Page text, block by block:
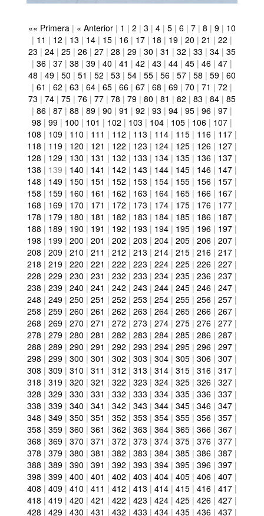
«« Primera | « Anterior | 1 | 2 | 3 | 4 | 5 | 6 | 7 | 8 | 9 | 10
| 11 | 12 | 13 | 14 | 15 | 16 | 17 | 18 | 19 | 20 | 21 | 22 |
23 | 24 | 25 | 26 | 27 | 28 | 29 | 30 | 31 | 32 | 33 | 34 | 35
| 36 | 37 | 38 | 39 | 40 | 41 | 42 | 43 | 44 | 45 | 46 | 47 |
48 | 49 | 50 | 51 | 52 | 53 | 54 | 55 | 56 | 57 | 58 | 59 | 60
| 61 | 62 | 63 | 64 | 65 | 66 | 67 | 68 | 69 | 70 | 71 | 72 |
73 | 74 | 75 | 76 | 77 | 78 | 79 | 80 | 81 | 82 | 83 | 84 | 85
| 86 | 87 | 88 | 89 | 90 | 91 | 92 | 93 | 94 | 95 | 96 | 97 |
98 | 99 | 100 | 101 | 102 | 103 | 104 | 105 | 106 | 107 |
108 | 109 | 110 | 111 | 112 | 113 | 114 | 115 | 116 | 117 |
118 | 119 | 120 | 121 | 122 | 123 | 124 | 125 | 126 | 127 |
128 | 129 | 130 | 131 | 132 | 133 | 134 | 135 | 136 | 137 |
138 | 139 | 140 | 141 | 142 | 143 | 144 | 145 | 146 | 147 |
148 | 149 | 150 | 151 | 152 | 153 | 154 | 155 | 156 | 157 |
158 | 159 | 160 | 161 | 162 | 163 | 164 | 165 | 166 | 167 |
168 | 169 | 170 | 171 | 172 | 173 | 174 | 175 | 176 | 177 |
178 | 179 | 180 | 181 | 182 | 183 | 184 | 185 | 186 | 187 |
188 | 189 | 190 | 191 | 192 | 193 | 194 | 195 | 196 | 197 |
198 | 199 | 200 | 201 | 202 | 203 | 204 | 205 | 206 | 207 |
208 | 209 | 210 | 211 | 212 | 213 | 214 | 215 | 216 | 217 |
218 | 219 | 220 | 221 | 222 | 223 | 224 | 225 | 226 | 227 |
228 | 229 | 230 | 231 | 232 | 233 | 234 | 235 | 236 | 237 |
238 | 239 | 240 | 241 | 242 | 243 | 244 | 245 | 246 | 247 |
248 | 249 | 250 | 251 | 252 | 253 | 254 | 255 | 256 | 257 |
258 | 259 | 260 | 261 | 262 | 263 | 264 | 265 | 266 | 267 |
268 | 269 | 270 | 271 | 272 | 273 | 274 | 275 | 276 | 277 |
278 | 279 | 280 | 281 | 282 | 283 | 284 | 285 | 286 | 287 |
288 | 289 | 290 | 291 | 292 | 293 | 294 | 295 | 296 | 297 |
298 | 299 | 300 | 301 | 302 | 303 | 304 | 305 | 306 | 307 |
308 | 309 | 310 | 311 | 312 | 313 | 314 | 315 | 316 | 317 |
318 | 319 | 320 | 321 | 322 | 323 | 324 | 325 | 326 | 327 |
328 | 329 | 330 | 331 | 332 | 333 | 334 | 335 | 336 | 337 |
338 | 339 | 340 | 341 | 342 | 343 | 344 | 345 | 346 | 347 |
348 | 349 | 350 | 351 | 352 | 353 | 354 | 355 | 356 | 357 |
358 | 359 | 360 | 361 | 362 | 363 | 364 | 365 | 366 | 367 |
368 | 369 | 370 | 371 | 372 | 373 | 374 | 375 | 376 | 377 |
378 | 379 | 380 | 381 | 382 | 383 | 384 | 385 | 386 | 387 |
388 | 389 | 390 | 391 | 392 | 393 | 394 | 395 | 396 | 397 |
398 | 399 | 400 | 401 | 402 | 403 | 404 | 405 | 406 | 407 |
408 | 409 | 410 | 411 | 412 | 413 | 414 | 415 | 416 | 417 |
418 | 419 | 420 | 421 | 422 | 423 | 424 | 425 | 426 | 427 |
428 | 429 | 430 | 431 | 432 | 433 | 434 | 435 | 436 | 437 |